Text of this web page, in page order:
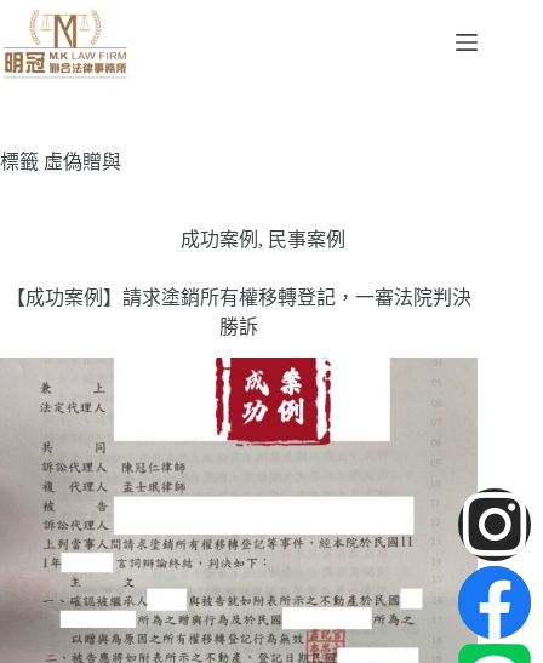
標籤 虛偽贈與
成功案例 , 民事案例
【成功案例】請求塗銷所有權移轉登記，一審法院判決
勝訴